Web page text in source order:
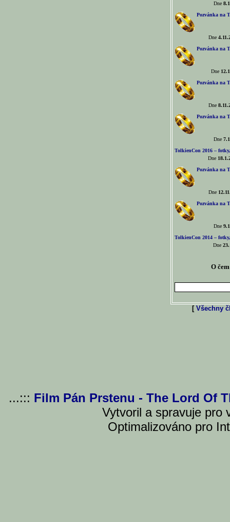
Dne
Pozvánka na
Dne
Pozvánka na
Dne
Pozvánka na
Dne
Pozvánka na
Dne
TolkienCon 2016 –
Dne
Pozvánka na
Dne
Pozvánka na
Dne
TolkienCon 2014 –
Dne
O
[ Všechny
...::: Film Pán Prstenu - The Lord Of
Vytvoril a spravuje pro
Optimalizováno pro